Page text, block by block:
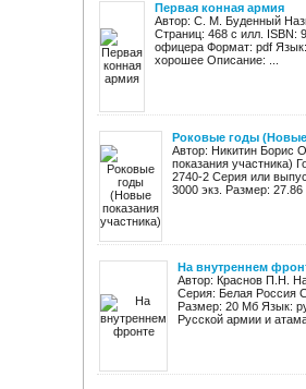
Первая конная армия
Автор: С. М. Буденный
Страниц: 468 с илл. ISBN:
офицера Формат: pdf
хорошее Описание: ...
Роковые годы (Новые
Автор: Никитин Борис
показания участника)
2740-2 Серия или
3000 экз. Размер: 27.86
На внутреннем
Автор: Краснов П.Н.
Серия: Белая Россия
Размер: 20 Мб Язык:
Русской армии и